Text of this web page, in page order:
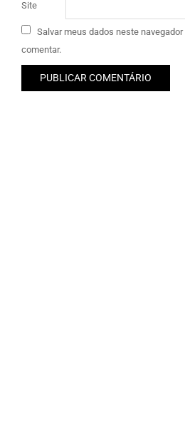
Site
Salvar meus dados neste
comentar.